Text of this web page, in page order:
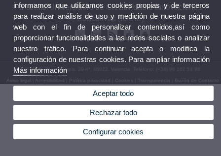
Instituto Universitario de Creatividad e Innovaciones
Educativas (IUCIE)
© 2026 UV. - C/Serpis, 29-4ª. 46022. Valencia. Teléfono: (+34) 96 162 54 98
Aviso legal |Accesibilidad Política privacidad Cookies Transparencia Buzón de Contacto
informamos que utilizamos cookies propias y de terceros
para realizar análisis de uso y medición de nuestra página
web con el fin de personalizar contenidos,así como
proporcionar funcionalidades a las redes sociales o analizar
nuestro tráfico. Para continuar acepta o modifica la
configuración de nuestras cookies. Para ampliar información
Más información
Aceptar todo
Rechazar todo
Configurar cookies